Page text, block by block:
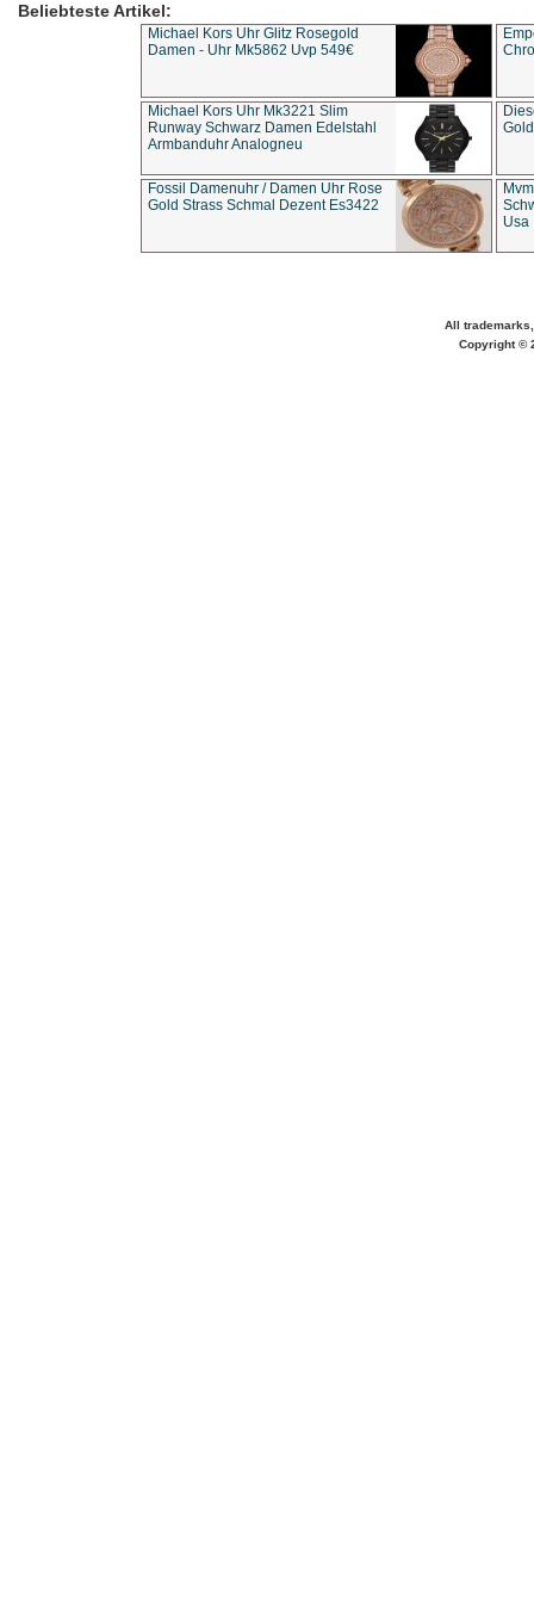
Beliebteste Artikel:
Michael Kors Uhr Glitz Rosegold
Damen - Uhr Mk5862 Uvp 549€
Michael Kors Uhr Mk3221 Slim
Runway Schwarz Damen Edelstahl
Armbanduhr Analogneu
Fossil Damenuhr / Damen Uhr Rose
Gold Strass Schmal Dezent Es3422
Usa
All
Copyright ©